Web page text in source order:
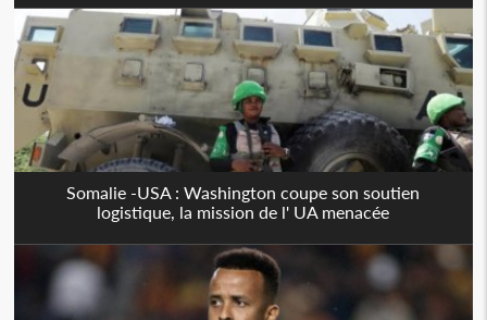
Somalie -USA : Washington coupe son soutien
logistique, la mission de l' UA menacée